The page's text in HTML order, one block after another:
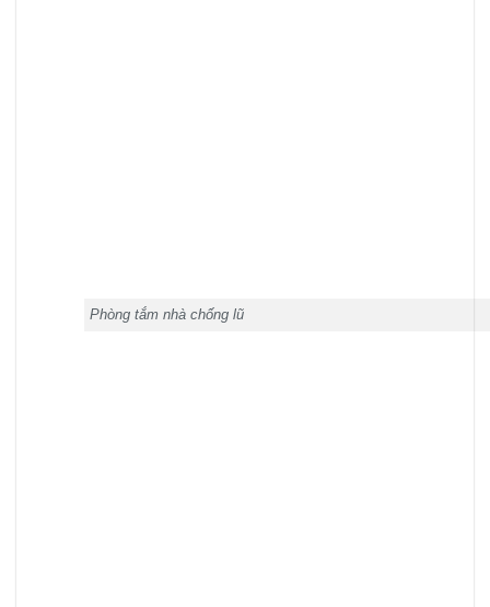
Phòng tắm nhà chống lũ